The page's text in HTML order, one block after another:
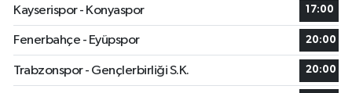
Kayserispor - Konyaspor
17:00
Fenerbahçe - Eyüpspor 20:00
Trabzonspor - Gençlerbirliği S.K. 20:00